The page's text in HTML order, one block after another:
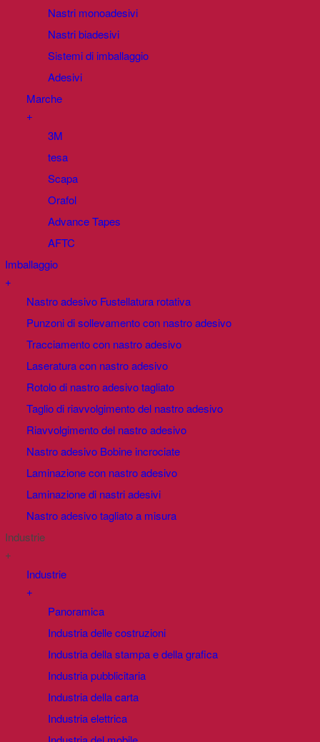
Nastri monoadesivi
Nastri biadesivi
Sistemi di imballaggio
Adesivi
Marche
+
3M
tesa
Scapa
Orafol
Advance Tapes
AFTC
Imballaggio
+
Nastro adesivo Fustellatura rotativa
Punzoni di sollevamento con nastro adesivo
Tracciamento con nastro adesivo
Laseratura con nastro adesivo
Rotolo di nastro adesivo tagliato
Taglio di riavvolgimento del nastro adesivo
Riavvolgimento del nastro adesivo
Nastro adesivo Bobine incrociate
Laminazione con nastro adesivo
Laminazione di nastri adesivi
Nastro adesivo tagliato a misura
Industrie
+
Industrie
+
Panoramica
Industria delle costruzioni
Industria della stampa e della grafica
Industria pubblicitaria
Industria della carta
Industria elettrica